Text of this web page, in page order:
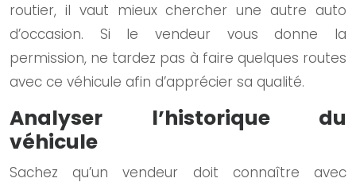
routier, il vaut mieux chercher une autre auto
d’occasion. Si le vendeur vous donne la
permission, ne tardez pas à faire quelques routes
avec ce véhicule afin d’apprécier sa qualité.
Analyser l’historique du
véhicule
Sachez qu’un vendeur doit connaître avec